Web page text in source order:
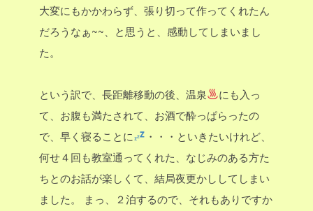
大変にもかかわらず、張り切って作ってくれたん
だろうなぁ~~、と思うと、感動してしまいまし
た。
という訳で、長距離移動の後、温泉
にも入っ
て、お腹も満たされて、お酒で酔っぱらったの
で、早く寝ることに
・・・といきたいけれど、
何せ４回も教室通ってくれた、なじみのある方た
ちとのお話が楽しくて、結局夜更かししてしまい
ました。
まっ、２泊するので、それもありですか